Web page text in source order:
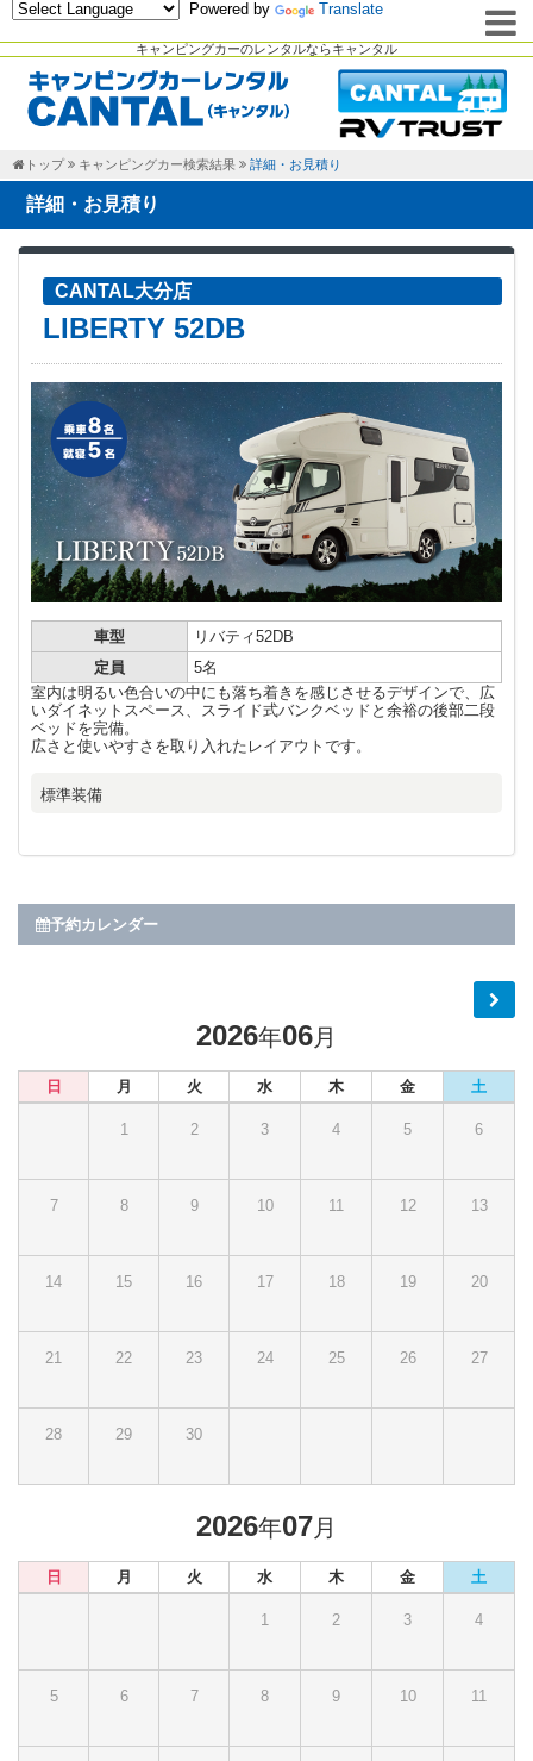
キャンピングカーのレンタルならキャンタル
Powered by Translate
トップ キャンピングカー検索結果 詳細・お見積り
詳細・お見積り
CANTAL大分店
LIBERTY 52DB
車型
リバティ52DB
定員
5名
室内は明るい色合いの中にも落ち着きを感じさせるデザインで、広
いダイネットスペース、スライド式バンクベッドと余裕の後部二段
ベッドを完備。
広さと使いやすさを取り入れたレイアウトです。
標準装備
予約カレンダー
2026年06月
日 月 火 水 木 金 土
1 2 3 4 5 6
7 8 9 10 11 12 13
14 15 16 17 18 19 20
21 22 23 24 25 26 27
28 29 30
2026年07月
日 月 火 水 木 金 土
1 2 3 4
5 6 7 8 9 10 11